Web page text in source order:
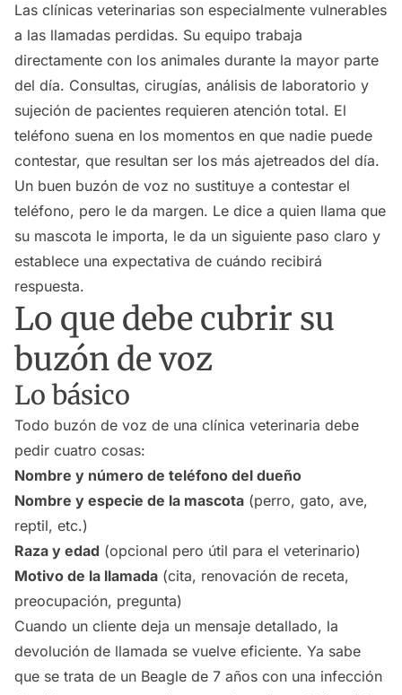
Las clínicas veterinarias son especialmente vulnerables
a las llamadas perdidas. Su equipo trabaja
directamente con los animales durante la mayor parte
del día. Consultas, cirugías, análisis de laboratorio y
sujeción de pacientes requieren atención total. El
teléfono suena en los momentos en que nadie puede
contestar, que resultan ser los más ajetreados del día.
Un buen buzón de voz no sustituye a contestar el
teléfono, pero le da margen. Le dice a quien llama que
su mascota le importa, le da un siguiente paso claro y
establece una expectativa de cuándo recibirá
respuesta.
Lo que debe cubrir su
buzón de voz
Lo básico
Todo buzón de voz de una clínica veterinaria debe
pedir cuatro cosas:
Nombre y número de teléfono del dueño
Nombre y especie de la mascota (perro, gato, ave,
reptil, etc.)
Raza y edad (opcional pero útil para el veterinario)
Motivo de la llamada (cita, renovación de receta,
preocupación, pregunta)
Cuando un cliente deja un mensaje detallado, la
devolución de llamada se vuelve eficiente. Ya sabe
que se trata de un Beagle de 7 años con una infección